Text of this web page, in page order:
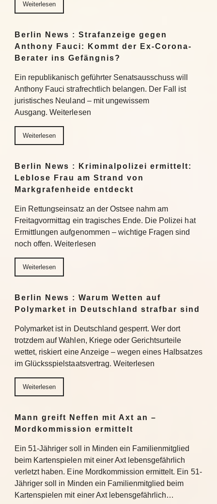
Weiterlesen
Berlin News : Strafanzeige gegen
Anthony Fauci: Kommt der Ex-Corona-
Berater ins Gefängnis?
Ein republikanisch geführter Senatsausschuss will
Anthony Fauci strafrechtlich belangen. Der Fall ist
juristisches Neuland – mit ungewissem
Ausgang. Weiterlesen
Weiterlesen
Berlin News : Kriminalpolizei ermittelt:
Leblose Frau am Strand von
Markgrafenheide entdeckt
Ein Rettungseinsatz an der Ostsee nahm am
Freitagvormittag ein tragisches Ende. Die Polizei hat
Ermittlungen aufgenommen – wichtige Fragen sind
noch offen. Weiterlesen
Weiterlesen
Berlin News : Warum Wetten auf
Polymarket in Deutschland strafbar sind
Polymarket ist in Deutschland gesperrt. Wer dort
trotzdem auf Wahlen, Kriege oder Gerichtsurteile
wettet, riskiert eine Anzeige – wegen eines Halbsatzes
im Glücksspielstaatsvertrag. Weiterlesen
Weiterlesen
Mann greift Neffen mit Axt an –
Mordkommission ermittelt
Ein 51-Jähriger soll in Minden ein Familienmitglied
beim Kartenspielen mit einer Axt lebensgefährlich
verletzt haben. Eine Mordkommission ermittelt. Ein 51-
Jähriger soll in Minden ein Familienmitglied beim
Kartenspielen mit einer Axt lebensgefährlich…